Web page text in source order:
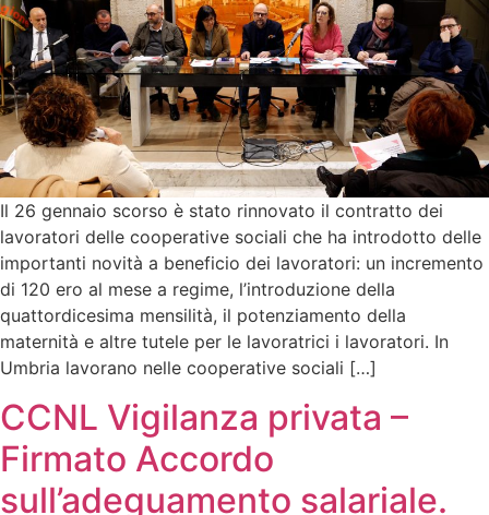
Il 26 gennaio scorso è stato rinnovato il contratto dei
lavoratori delle cooperative sociali che ha introdotto delle
importanti novità a beneficio dei lavoratori: un incremento
di 120 ero al mese a regime, l’introduzione della
quattordicesima mensilità, il potenziamento della
maternità e altre tutele per le lavoratrici i lavoratori. In
Umbria lavorano nelle cooperative sociali […]
CCNL Vigilanza privata –
Firmato Accordo
sull’adeguamento salariale.